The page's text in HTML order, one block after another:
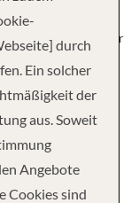
escape,
a sweeping open-air
means racing
your fears on the
Out here,
with the ones you
setting sail in
durch
Ein solcher
der
aus. Soweit
Angebote
Cookies sind